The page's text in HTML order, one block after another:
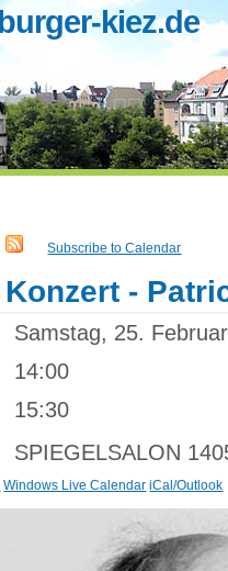
kiez.de
Subscribe to Calendar
-
Samstag, 25.
14:00
15:30
SPIEGELSALON
Windows Live Calendar iCal/Outlook